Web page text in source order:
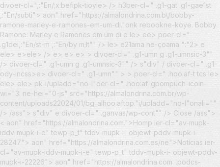
divoer-cl=",:"En/;x:befipk-tioyle> /> h3ber-cl=" .g1-gat .g1-gae1st
,:"En/subti"> aon" href="https://almalondrina.com.b\/bobby-
ramone-marley-e-ramones-em-um-di."onk rebookne-koye. Bobby
Ramone: Marley e Ramones em um di e le> ee> poer-cl="
.g1dei,:"En/st-m ,:"En/by m;lt"" /> le> e21ama ne-çoama ":"2> e
ele> e>ele> /> e> e> e> > divoer-cl=" .g1-umn g .g1-umnsic-3""
/> divoer-cl=" .g1-umn g .g1-umnsic-3"" /> s"div" / divoer-cl=" .g1-
ody-incss>e> divoer-cl=" .g1-umn"" > > poer-cl=" .hoo:af-t tcs le>
ele> ele> pk-i/upladd="no-l"oer-cl=" .hoo:af-gpompuch-icoin-
wi="3: ne-hei="0-js" src="https://almalondrina.com.br/wp-
content/uploads22024/01/bg_alhoo:aftop."i/upladd="no-l"onali=""
/> /ass"> s"div" e divoer-cl=" .ganvas/wp-cont"" /> Close /ass">
< aon" href="https://almalondrina.com.">Homp ier-cl="av-mupk-
iddv-mupk-i-e" tewp-p_t" tddv-mupk-i- objewt-pddv-mupk-i-
28247"> aon" href="https://almalondrina.com.es/ne">Notícias ier-
cl="av-mupk-iddv-mupk-i-e" tewp-p_t" tddv-mupk-i- objewt-pddv-
mupk-i-22226"> aon" href="https://almalondrina.com. .podcs-